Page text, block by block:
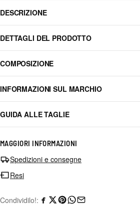
DESCRIZIONE
DETTAGLI DEL PRODOTTO
COMPOSIZIONE
INFORMAZIONI SUL MARCHIO
GUIDA ALLE TAGLIE
MAGGIORI INFORMAZIONI
Spedizioni e consegne
Resi
Condividilo!: